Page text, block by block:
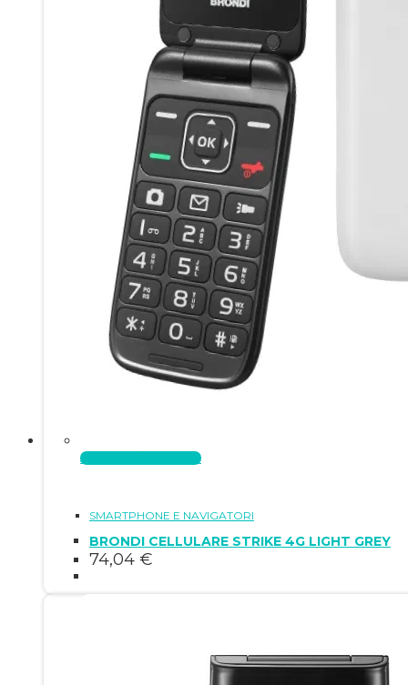
Aggiungi al carrello
SMARTPHONE E NAVIGATORI
BRONDI CELLULARE STRIKE 4G LIGHT GREY
74,04 €